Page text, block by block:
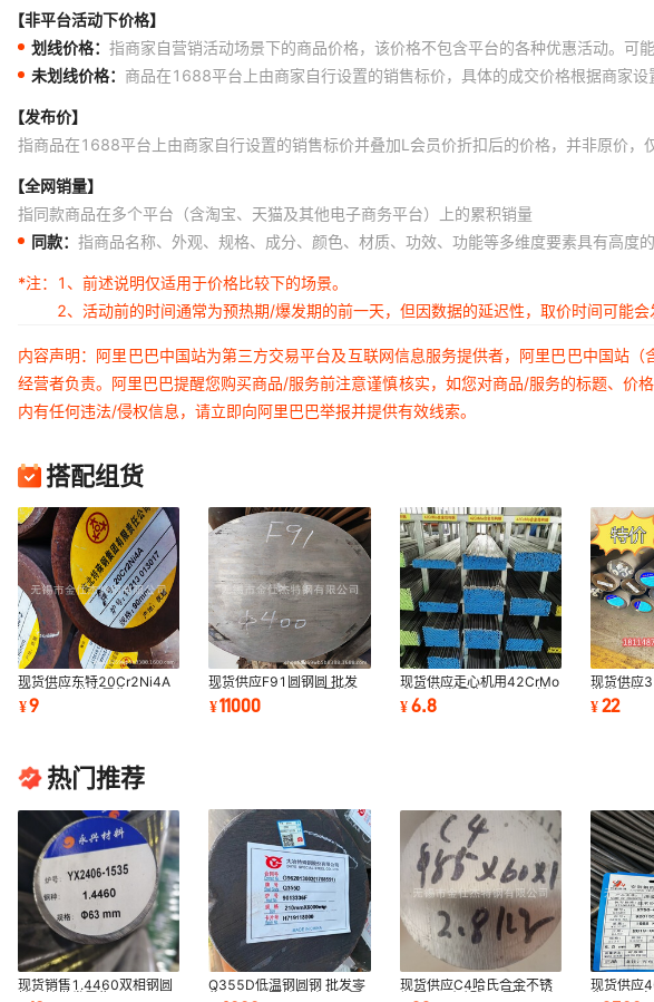
【非平台活动下价格】
划线价格： 指商家自营销活动场景下的商品价格，该价格不包含平台的各种优惠活动。可
未划线价格： 商品在1688平台上由商家自行设置的销售标价，具体的成交价格根据商家设
【发布价】
指商品在1688平台上由商家自行设置的销售标价并叠加L会员价折扣后的价格，并非原价，
【全网销量】
指同款商品在多个平台（含淘宝、天猫及其他电子商务平台）上的累积销量
同款： 指商品名称、外观、规格、成分、颜色、材质、功效、功能等多维度要素具有高度
*注：
1、前述说明仅适用于价格比较下的场景。
2、活动前的时间通常为预热期/爆发期的前一天，但因数据的延迟性，取价时间可能
内容声明：阿里巴巴中国站为第三方交易平台及互联网信息服务提供者，阿里巴巴中国站
经营者负责。阿里巴巴提醒您购买商品/服务前注意谨慎核实，如您对商品/服务的标题、
内有任何违法/侵权信息，请立即向阿里巴巴举报并提供有效线索。
搭配组货
现货供应东特20Cr2Ni4A
圆钢圆棒 批发零售
20Cr2Ni4A钢棒
¥9
现货供应F91圆钢圆 批发
零售1Cr9Mo1VNb圆棒钢
棒
¥11000
现货供应走心机用42CrMo
光圆 批发零售42CrMo精
拉棒倒角研磨棒
¥6.8
现货供应
批发零售
圆棒定尺切
¥22
热门推荐
现货销售1.4460双相钢圆
棒钢棒批发零售ASTM
Q355D低温钢圆钢 批发零
售Q355D圆棒钢棒定尺零
现货供应C4哈氏合金不锈
钢圆钢 耐硝酸C4圆棒钢棒
现货供应
售 40Cr